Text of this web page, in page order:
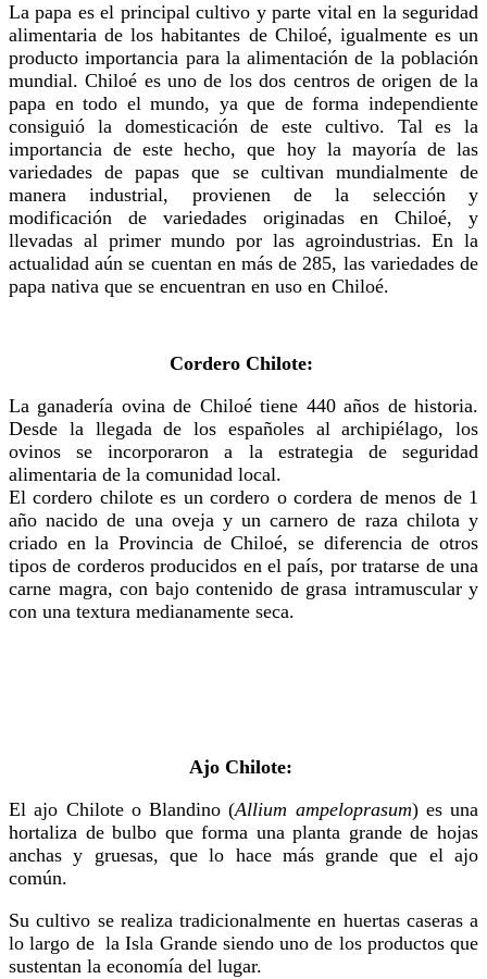
La papa es el principal cultivo y parte vital en la seguridad
alimentaria de los habitantes de Chiloé, igualmente es un
producto importancia para la alimentación de la población
mundial. Chiloé es uno de los dos centros de origen de la
papa en todo el mundo, ya que de forma independiente
consiguió la domesticación de este cultivo. Tal es la
importancia de este hecho, que hoy la mayoría de las
variedades de papas que se cultivan mundialmente de
manera industrial, provienen de la selección y
modificación de variedades originadas en Chiloé, y
llevadas al primer mundo por las agroindustrias. En la
actualidad aún se cuentan en más de 285, las variedades de
papa nativa que se encuentran en uso en Chiloé.
Cordero Chilote:
La ganadería ovina de Chiloé tiene 440 años de historia.
Desde la llegada de los españoles al archipiélago, los
ovinos se incorporaron a la estrategia de seguridad
alimentaria de la comunidad local.
El cordero chilote es un cordero o cordera de menos de 1
año nacido de una oveja y un carnero de raza chilota y
criado en la Provincia de Chiloé, se diferencia de otros
tipos de corderos producidos en el país, por tratarse de una
carne magra, con bajo contenido de grasa intramuscular y
con una textura medianamente seca.
Ajo Chilote:
El ajo Chilote o Blandino (Allium ampeloprasum) es una
hortaliza de bulbo que forma una planta grande de hojas
anchas y gruesas, que lo hace más grande que el ajo
común.
Su cultivo se realiza tradicionalmente en huertas caseras a
lo largo de la Isla Grande siendo uno de los productos que
sustentan la economía del lugar.